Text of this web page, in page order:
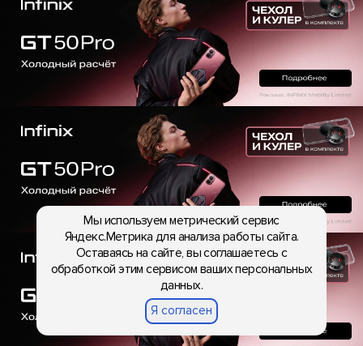
Мы используем метрический сервис
Яндекс.Метрика для анализа работы сайта.
Оставаясь на сайте, вы соглашаетесь с
обработкой этим сервисом ваших персональных
данных.
Я согласен